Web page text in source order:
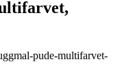
pude-multifarvet-